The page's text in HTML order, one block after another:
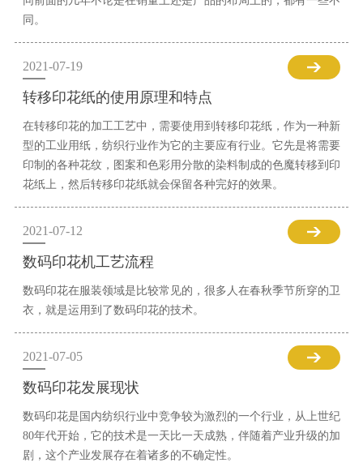
同。
2021-07-19
转移印花纸的使用原理和特点
在转移印花的加工工艺中，需要使用到转移印花纸，作为一种新
型的工业用纸，纺织行业作为它的主要应有行业。它先是将需要
印制的各种花纹，图案和色彩用分散的染料制成的色魔转移到印
花纸上，然后转移印花纸就会保留各种完好的效果。
2021-07-12
数码印花机工艺流程
数码印花在服装领域是比较常见的，很多人在春秋季节所穿的卫
衣，就是运用到了数码印花的技术。
2021-07-05
数码印花发展现状
数码印花是国内纺织行业中竞争较为激烈的一个行业，从上世纪
80年代开始，它的技术是一天比一天成熟，伴随着产业升级的加
剧，这个产业发展存在着诸多的不确定性。